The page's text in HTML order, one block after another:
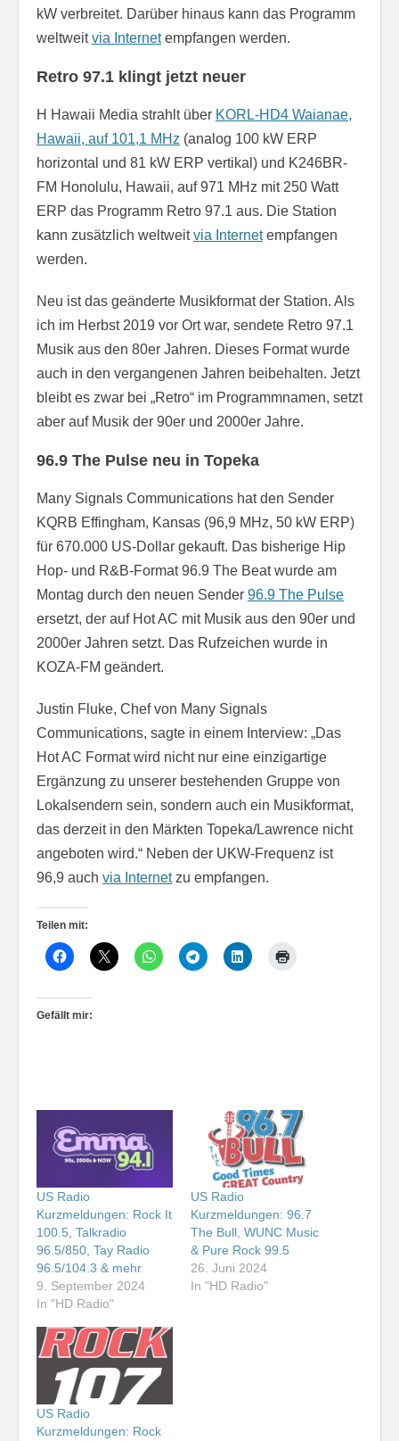
kW verbreitet. Darüber hinaus kann das Programm
weltweitvia Internetempfangen werden.
Retro 97.1 klingt jetzt neuer
H Hawaii Media strahlt über KORL-HD4 Waianae,
Hawaii, auf 101,1 MHz (analog 100 kW ERP
horizontal und 81 kW ERP vertikal) und K246BR-
FM Honolulu, Hawaii, auf 971 MHz mit 250 Watt
ERP das Programm Retro 97.1 aus. Die Station
kann zusätzlich weltweitvia Internetempfangen
werden.
Neu ist das geänderte Musikformat der Station. Als
ich im Herbst 2019 vor Ort war, sendete Retro 97.1
Musik aus den 80er Jahren. Dieses Format wurde
auch in den vergangenen Jahren beibehalten. Jetzt
bleibt es zwar bei „Retro“ im Programmnamen, setzt
aber auf Musik der 90er und 2000er Jahre.
96.9 The Pulse neu in Topeka
Many Signals Communications hat den Sender
KQRB Effingham, Kansas (96,9 MHz, 50 kW ERP)
für 670.000 US-Dollar gekauft. Das bisherige Hip
Hop- und R&B-Format 96.9 The Beat wurde am
Montag durch den neuen Sender 96.9 The Pulse
ersetzt, der auf Hot AC mit Musik aus den 90er und
2000er Jahren setzt. Das Rufzeichen wurde in
KOZA-FM geändert.
Justin Fluke, Chef von Many Signals
Communications, sagte in einem Interview: „Das
Hot AC Format wird nicht nur eine einzigartige
Ergänzung zu unserer bestehenden Gruppe von
Lokalsendern sein, sondern auch ein Musikformat,
das derzeit in den Märkten Topeka/Lawrence nicht
angeboten wird.“ Neben der UKW-Frequenz ist
96,9 auch via Internetzu empfangen.
Teilen mit:
Gefällt mir:
US Radio
Kurzmeldungen: Rock It
100.5, Talkradio
96.5/850, Tay Radio
96.5/104.3 & mehr
9. September 2024
In "HD Radio"
US Radio
Kurzmeldungen: 96.7
The Bull, WUNC Music
& Pure Rock 99.5
26. Juni 2024
In "HD Radio"
US Radio
Kurzmeldungen: Rock